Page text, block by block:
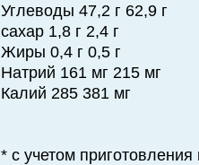
Углеводы 47,2 г 62,9 г
сахар 1,8 г 2,4 г
Жиры 0,4 г 0,5 г
Натрий 161 мг 215 мг
Калий 285 381 мг
* с учетом